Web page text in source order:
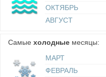
ОКТЯБРЬ
АВГУСТ
Самые холодные месяцы:
МАРТ
ФЕВРАЛЬ